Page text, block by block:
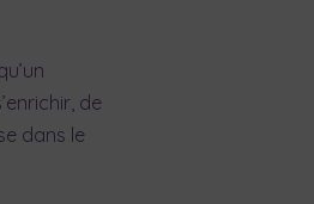
de
dans le